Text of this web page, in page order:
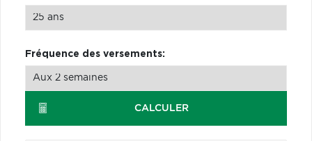
Fréquence des versements:
CALCULER